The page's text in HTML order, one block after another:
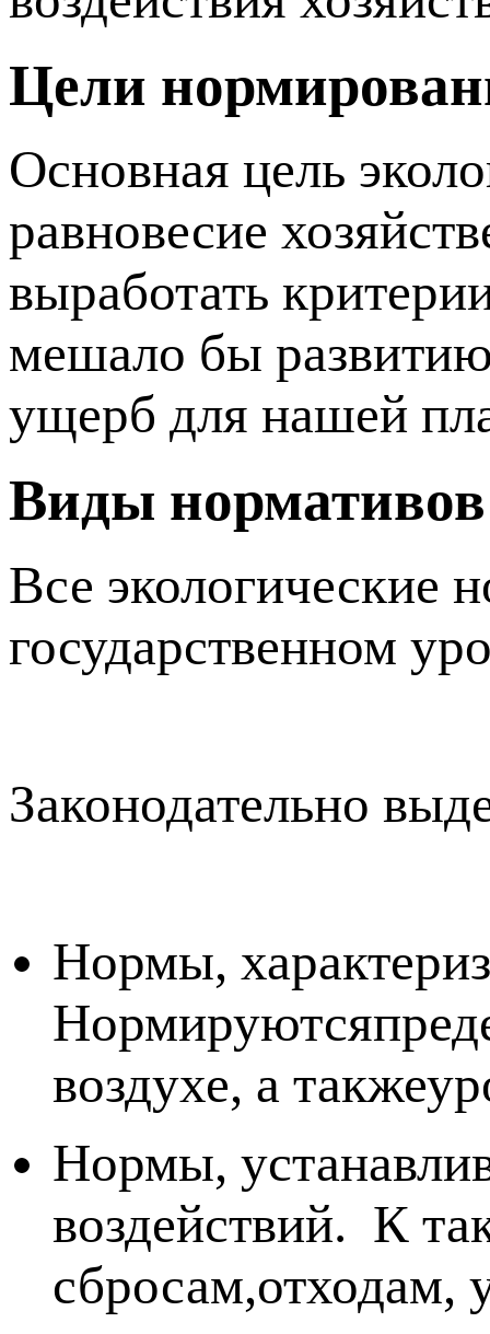
Цели
Основная цель
равновесие
выработать
мешало бы
ущерб для нашей
Виды нормативов
Все экологические
государственном
Законодательно
Нормы,
воздухе, а
Нормы,
воздействий. К
сбросам,отходам,